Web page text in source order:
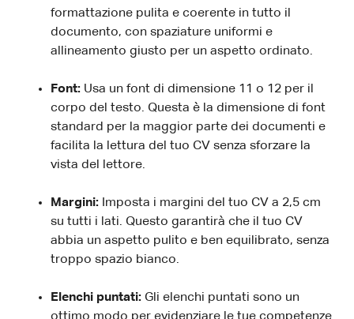
formattazione pulita e coerente in tutto il
documento, con spaziature uniformi e
allineamento giusto per un aspetto ordinato.
Font: Usa un font di dimensione 11 o 12 per il
corpo del testo. Questa è la dimensione di font
standard per la maggior parte dei documenti e
facilita la lettura del tuo CV senza sforzare la
vista del lettore.
Margini: Imposta i margini del tuo CV a 2,5 cm
su tutti i lati. Questo garantirà che il tuo CV
abbia un aspetto pulito e ben equilibrato, senza
troppo spazio bianco.
Elenchi puntati: Gli elenchi puntati sono un